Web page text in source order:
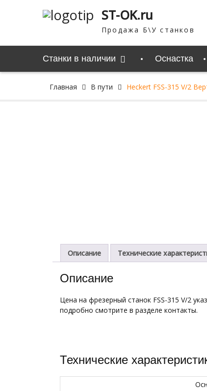
ST-OK.ru
Продажа Б\У станков
Станки в наличии Оснастка
Главная В пути Heckert FSS-315 V/2
Описание Технические
Описание
Цена на фрезерный станок FSS-315 V/2
подробно смотрите в разделе контакты.
Технические